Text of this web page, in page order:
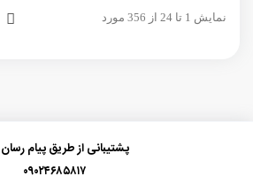
نمایش 1 تا 24 از 356 مورد
پشتیبانی از طریق پیام
۰۹۰۲۴۶۸۵۸۱۷